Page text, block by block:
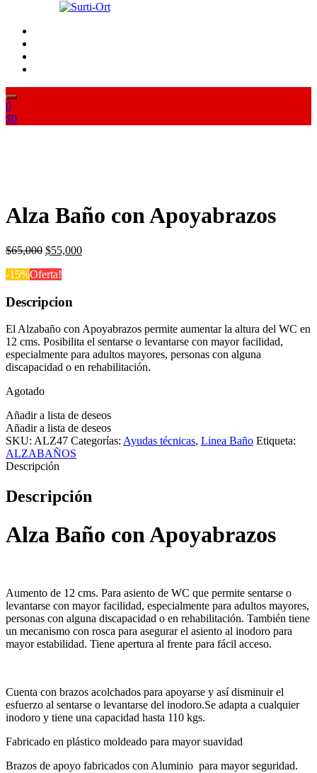
0
$0
Alza Baño con Apoyabrazos
$65,000 El
original
$65,000.
$55,000El
-15%Oferta!
Descripcion
El Alzabaño con Apoyabrazos permite aumentar la altura del WC en
12 cms. Posibilita el sentarse o levantarse con mayor facilidad,
especialmente para adultos mayores, personas con alguna
discapacidad o en rehabilitación.
Agotado
Añadir a lista de deseos
Añadir a lista de deseos
SKU: ALZ47 Categorías: Ayudas técnicas, Linea Baño Etiqueta:
ALZABAÑOS
Descripción
Descripción
Alza Baño con Apoyabrazos
Aumento de 12 cms. Para asiento de WC que permite sentarse o
levantarse con mayor facilidad, especialmente para adultos mayores,
personas con alguna discapacidad o en rehabilitación. También tiene
un mecanismo con rosca para asegurar el asiento al inodoro para
mayor estabilidad. Tiene apertura al frente para fácil acceso.
Cuenta con brazos acolchados para apoyarse y así disminuir el
esfuerzo al sentarse o levantarse del inodoro.Se adapta a cualquier
inodoro y tiene una capacidad hasta 110 kgs.
Fabricado en plástico moldeado para mayor suavidad
Brazos de apoyo fabricados con Aluminio para mayor seguridad.